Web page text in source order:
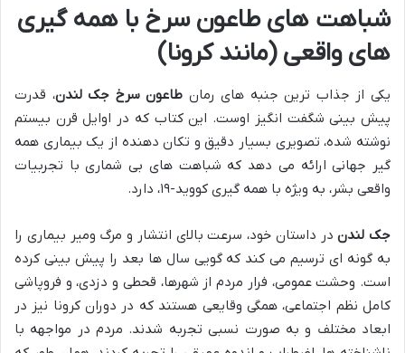
شباهت های طاعون سرخ با همه گیری
های واقعی (مانند کرونا)
یکی از جذاب ترین جنبه های رمان طاعون سرخ جک لندن، قدرت
پیش بینی شگفت انگیز اوست. این کتاب که در اوایل قرن بیستم
نوشته شده، تصویری بسیار دقیق و تکان دهنده از یک بیماری همه
گیر جهانی ارائه می دهد که شباهت های بی شماری با تجربیات
واقعی بشر، به ویژه با همه گیری کووید-۱۹، دارد.
جک لندندر داستان خود، سرعت بالای انتشار و مرگ ومیر بیماری را
به گونه ای ترسیم می کند که گویی سال ها بعد را پیش بینی کرده
است. وحشت عمومی، فرار مردم از شهرها، قحطی و دزدی، و فروپاشی
کامل نظم اجتماعی، همگی وقایعی هستند که در دوران کرونا نیز در
ابعاد مختلف و به صورت نسبی تجربه شدند. مردم در مواجهه با